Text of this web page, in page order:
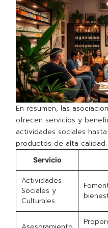
En resumen, las
ofrecen servicios y
actividades sociales
productos de alta calidad.
Servicio
Actividades
Sociales y
Culturales